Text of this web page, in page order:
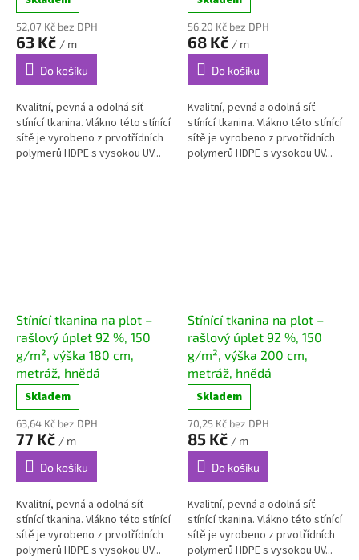
52,07 Kč bez DPH
63 Kč / m
Do košíku
Kvalitní, pevná a odolná síť -
stínící tkanina. Vlákno této stínící
sítě je vyrobeno z prvotřídních
polymerů HDPE s vysokou UV...
56,20 Kč bez DPH
68 Kč / m
Do košíku
Kvalitní, pevná a odolná síť -
stínící tkanina. Vlákno této stínící
sítě je vyrobeno z prvotřídních
polymerů HDPE s vysokou UV...
Stínící tkanina na plot –
rašlový úplet 92 %, 150
g/m², výška 180 cm,
metráž, hnědá
Skladem
63,64 Kč bez DPH
77 Kč / m
Do košíku
Kvalitní, pevná a odolná síť -
stínící tkanina. Vlákno této stínící
sítě je vyrobeno z prvotřídních
polymerů HDPE s vysokou UV...
Stínící tkanina na plot –
rašlový úplet 92 %, 150
g/m², výška 200 cm,
metráž, hnědá
Skladem
70,25 Kč bez DPH
85 Kč / m
Do košíku
Kvalitní, pevná a odolná síť -
stínící tkanina. Vlákno této stínící
sítě je vyrobeno z prvotřídních
polymerů HDPE s vysokou UV...